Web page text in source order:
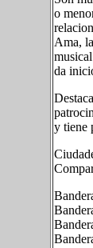
o
Ama,
da
y tiene